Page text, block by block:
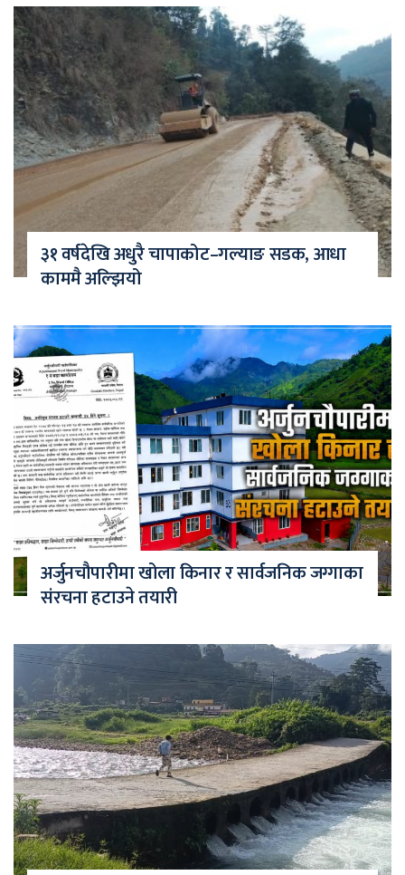
३१ वर्षदेखि अधुरै चापाकोट–गल्याङ सडक, आधा
काममै अल्झियो
अर्जुनचौपारीमा खोला किनार र सार्वजनिक जग्गाका
संरचना हटाउने तयारी